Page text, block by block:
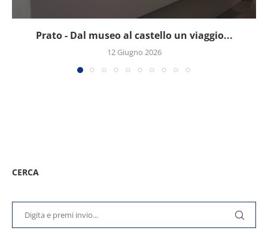
Prato - Dal museo al castello un viaggio...
12 Giugno 2026
CERCA